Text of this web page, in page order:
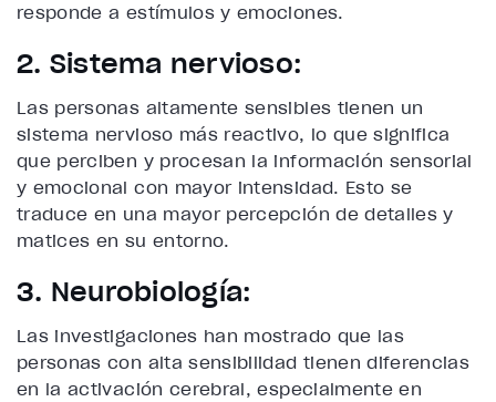
responde a estímulos y emociones.
2. Sistema nervioso:
Las personas altamente sensibles tienen un
sistema nervioso más reactivo, lo que significa
que perciben y procesan la información sensorial
y emocional con mayor intensidad. Esto se
traduce en una mayor percepción de detalles y
matices en su entorno.
3. Neurobiología:
Las investigaciones han mostrado que las
personas con alta sensibilidad tienen diferencias
en la activación cerebral, especialmente en